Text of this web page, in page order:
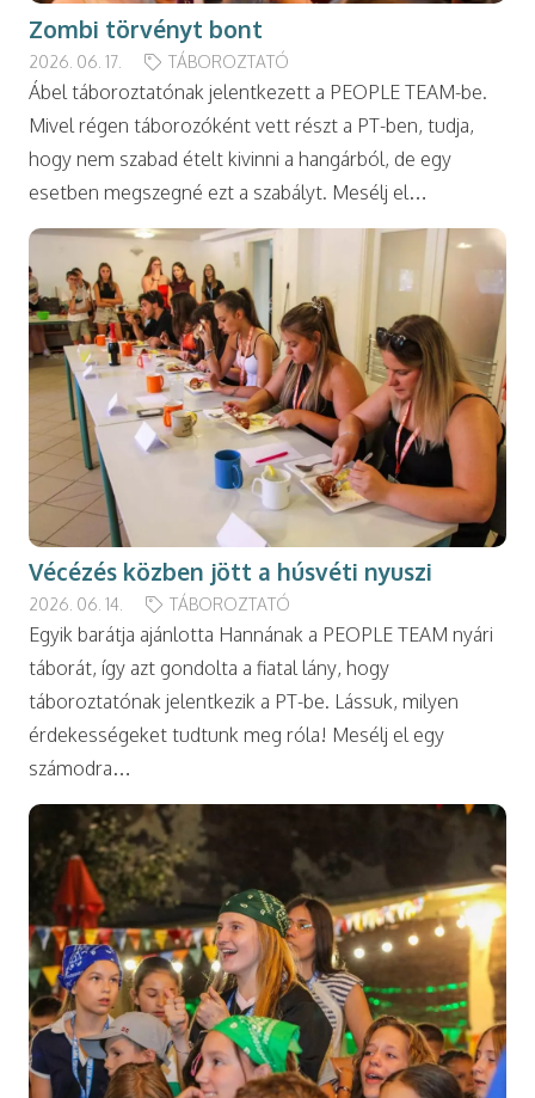
Zombi törvényt bont
2026. 06. 17. TÁBOROZTATÓ
Ábel táboroztatónak jelentkezett a PEOPLE TEAM-be.
Mivel régen táborozóként vett részt a PT-ben, tudja,
hogy nem szabad ételt kivinni a hangárból, de egy
esetben megszegné ezt a szabályt. Mesélj el…
Vécézés közben jött a húsvéti nyuszi
2026. 06. 14. TÁBOROZTATÓ
Egyik barátja ajánlotta Hannának a PEOPLE TEAM nyári
táborát, így azt gondolta a fiatal lány, hogy
táboroztatónak jelentkezik a PT-be. Lássuk, milyen
érdekességeket tudtunk meg róla! Mesélj el egy
számodra…